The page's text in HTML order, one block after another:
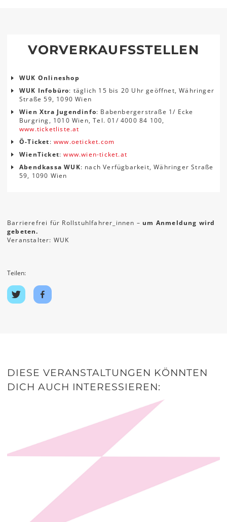
VORVERKAUFSSTELLEN
WUK Onlineshop
WUK Infobüro: täglich 15 bis 20 Uhr geöffnet, Währinger
Straße 59, 1090 Wien
Wien Xtra Jugendinfo: Babenbergerstraße 1/ Ecke
Burgring, 1010 Wien, Tel. 01/ 4000 84 100,
www.ticketliste.at
Ö-Ticket:www.oeticket.com
WienTicket:www.wien-ticket.at
Abendkassa WUK: nach Verfügbarkeit, Währinger Straße
59, 1090 Wien
Barrierefrei für Rollstuhlfahrer_innen – um Anmeldung wird
gebeten.
Veranstalter: WUK
Teilen:
Auf
Twitter
Auf
Facebook
DIESE VERANSTALTUNGEN KÖNNTEN
DICH AUCH INTERESSIEREN: